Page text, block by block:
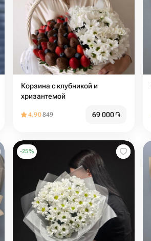
Корзина с клубникой и
хризантемой
4.90849 69 000֏
-25%